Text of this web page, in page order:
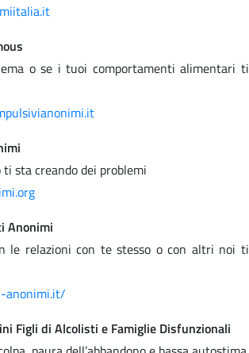
o se i tuoi comportamenti alimentari ti
ti sta creando dei problemi
Anonimi
le relazioni con te stesso o con altri noi ti
anonimi.it/
Figli di Alcolisti e Famiglie Disfunzionali